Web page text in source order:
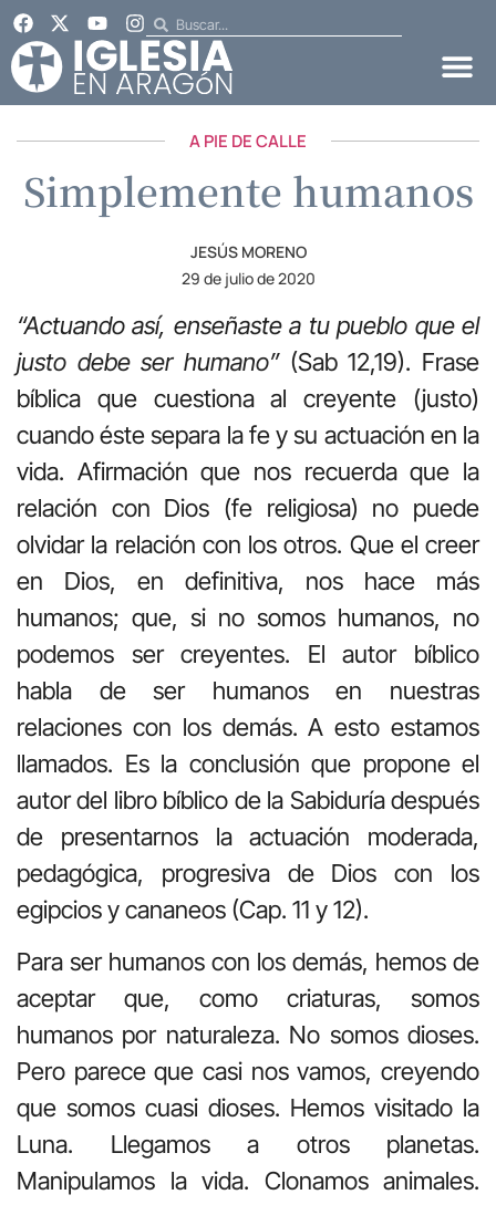
A PIE DE CALLE
Simplemente humanos
JESÚS MORENO
29 de julio de 2020
“Actuando así, enseñaste a tu pueblo que el
justo debe ser humano”(Sab 12,19). Frase
bíblica que cuestiona al creyente (justo)
cuando éste separa la fe y su actuación en la
vida. Afirmación que nos recuerda que la
relación con Dios (fe religiosa) no puede
olvidar la relación con los otros. Que el creer
en Dios, en definitiva, nos hace más
humanos; que, si no somos humanos, no
podemos ser creyentes. El autor bíblico
habla de ser humanos en nuestras
relaciones con los demás. A esto estamos
llamados. Es la conclusión que propone el
autor del libro bíblico de la Sabiduría después
de presentarnos la actuación moderada,
pedagógica, progresiva de Dios con los
egipcios y cananeos (Cap. 11 y 12).
Para ser humanos con los demás, hemos de
aceptar que, como criaturas, somos
humanos por naturaleza. No somos dioses.
Pero parece que casi nos vamos, creyendo
que somos cuasi dioses. Hemos visitado la
Luna. Llegamos a otros planetas.
Manipulamos la vida. Clonamos animales.